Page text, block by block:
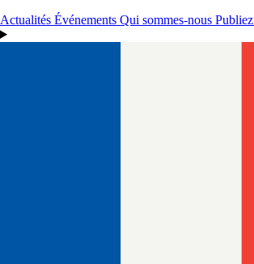
Actualités Événements Qui sommes-nous